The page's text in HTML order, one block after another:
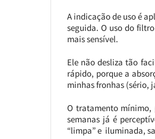
A indicação de uso é
seguida. O uso do
mais sensível.
Ele não desliza tão
rápido, porque a
minhas fronhas (sério,
O tratamento mínimo,
semanas já é
“limpa” e iluminada,